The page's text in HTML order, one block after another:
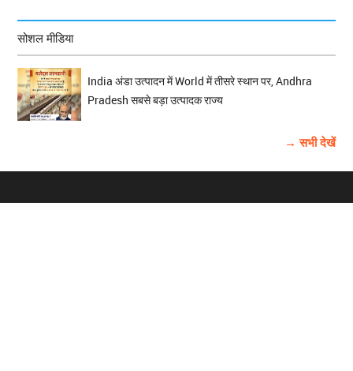
सोशल मीडिया
India अंडा उत्पादन में World में तीसरे स्थान पर, Andhra
Pradesh सबसे बड़ा उत्पादक राज्य
→ सभी देखें